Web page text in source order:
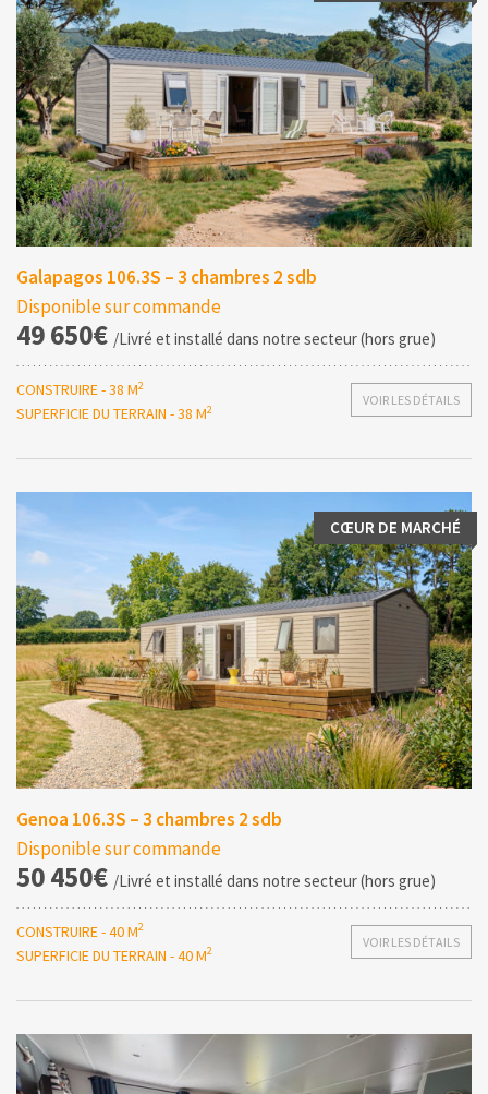
Galapagos 106.3S – 3 chambres 2 sdb
Disponible sur commande
49 650€ /Livré et installé dans notre secteur (hors grue)
VOIR LES DÉTAILS
CONSTRUIRE - 38 M2
SUPERFICIE DU TERRAIN - 38 M2
CŒUR DE MARCHÉ
Genoa 106.3S – 3 chambres 2 sdb
Disponible sur commande
50 450€ /Livré et installé dans notre secteur (hors grue)
VOIR LES DÉTAILS
CONSTRUIRE - 40 M2
SUPERFICIE DU TERRAIN - 40 M2